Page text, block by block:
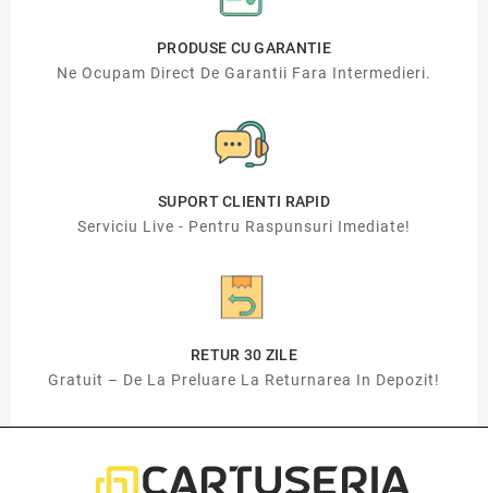
PRODUSE CU GARANTIE
Ne Ocupam Direct De Garantii Fara Intermedieri.
SUPORT CLIENTI RAPID
Serviciu Live - Pentru Raspunsuri Imediate!
RETUR 30 ZILE
Gratuit – De La Preluare La Returnarea In Depozit!